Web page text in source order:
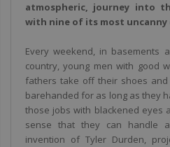
atmospheric, journey into
with nine of its most uncanny
Every weekend, in basements
country, young men with good
fathers take off their shoes
barehanded for as long as they
those jobs with blackened eyes
sense that they can handle
invention of Tyler Durden,